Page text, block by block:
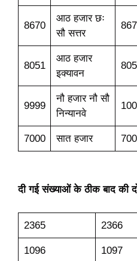
8670
आठ हजार छः
सौ सत्तर
8051
आठ हजार
इक्यावन
9999
नौ हजार नौ सौ
निन्यानवे
7000 सात हजार
दी गई संख्याओं के ठीक बाद की
2365 2366
1096 1097